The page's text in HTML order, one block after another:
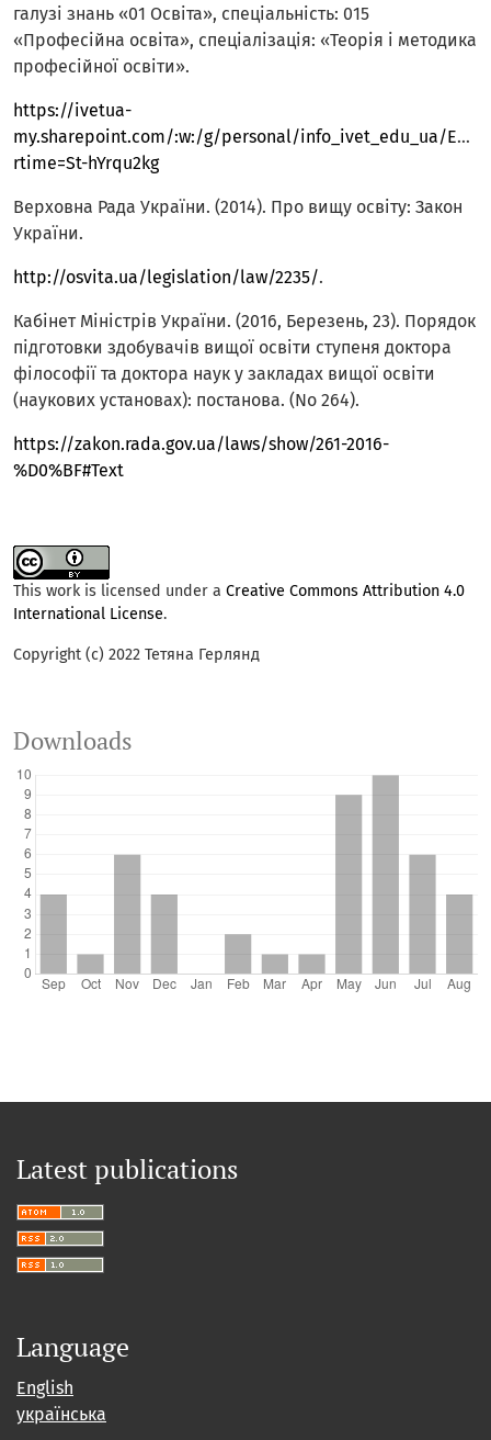
галузі знань «01 Освіта», спеціальність: 015
«Професійна освіта», спеціалізація: «Теорія і методика
професійної освіти».
https://ivetua-
my.sharepoint.com/:w:/g/personal/info_ivet_edu_ua/
rtime=St-hYrqu2kg
Верховна Рада України. (2014). Про вищу освіту: Закон
України.
http://osvita.ua/legislation/law/2235/.
Кабінет Міністрів України. (2016, Березень, 23). Порядок
підготовки здобувачів вищої освіти ступеня доктора
філософії та доктора наук у закладах вищої освіти
(наукових установах): постанова. (No 264).
https://zakon.rada.gov.ua/laws/show/261-2016-
%D0%BF#Text
This work is licensed under a Creative Commons Attribution 4.0
International License.
Copyright (c) 2022 Тетяна Герлянд
Downloads
Latest publications
Language
English
українська